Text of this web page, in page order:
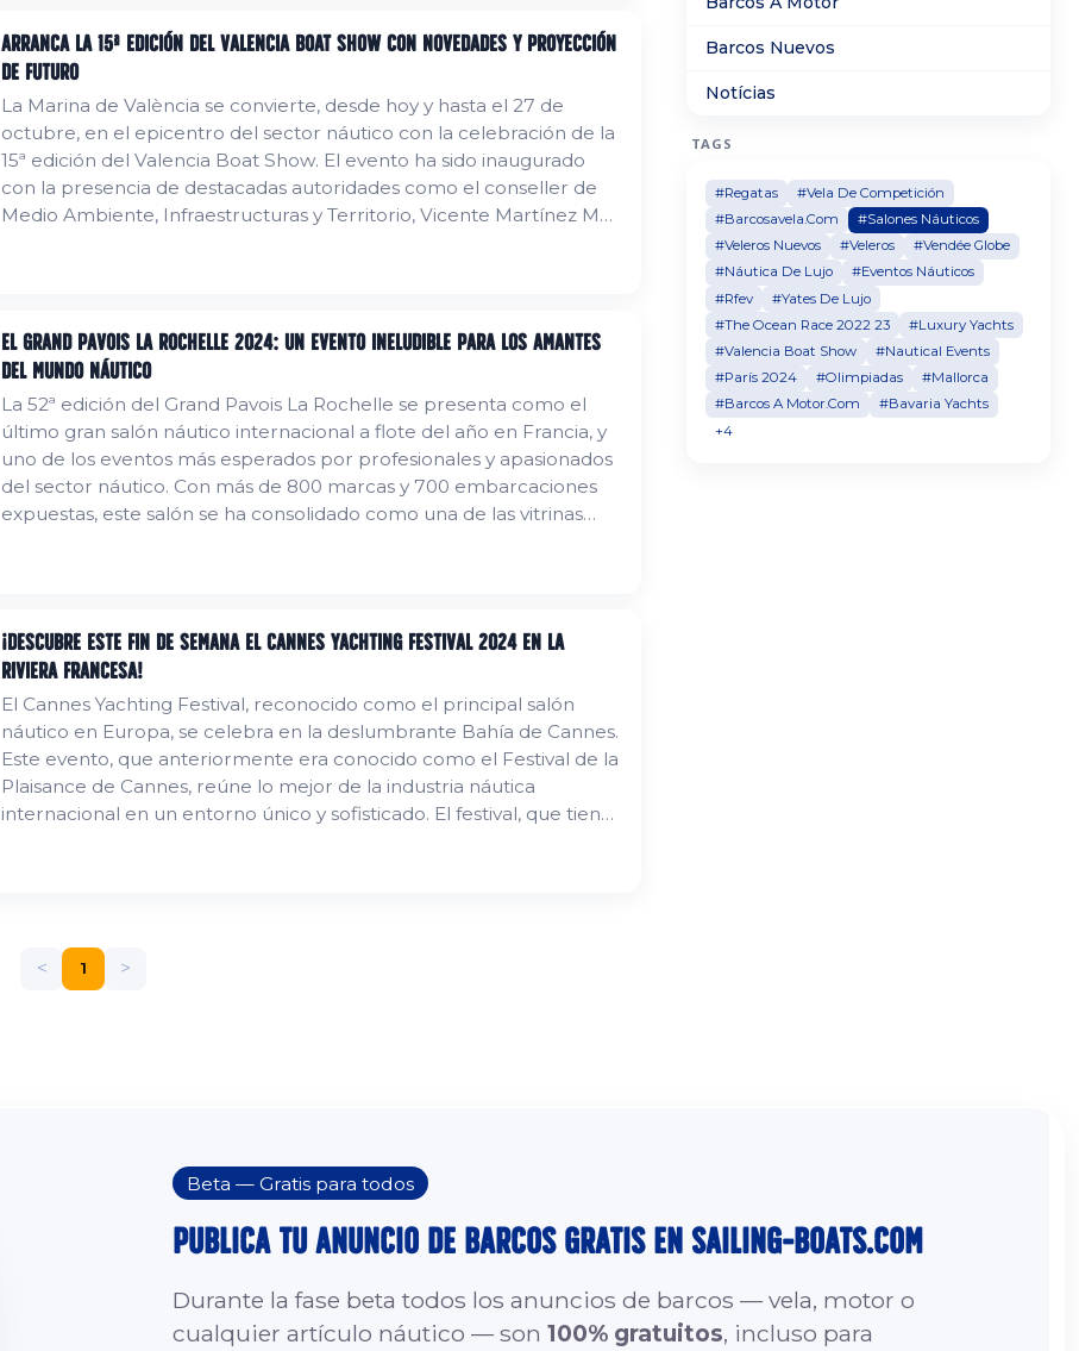
Arranca la 15ª edición del Valencia Boat Show con novedades y proyección
de futuro
La Marina de València se convierte, desde hoy y hasta el 27 de
octubre, en el epicentro del sector náutico con la celebración de la
15ª edición del Valencia Boat Show. El evento ha sido inaugurado
con la presencia de destacadas autoridades como el conseller de
Medio Ambiente, Infraestructuras y Territorio, Vicente Martínez Mus,
El Grand Pavois La Rochelle 2024: Un Evento Ineludible para los Amantes
del Mundo Náutico
La 52ª edición del Grand Pavois La Rochelle se presenta como el
último gran salón náutico internacional a flote del año en Francia, y
uno de los eventos más esperados por profesionales y apasionados
del sector náutico. Con más de 800 marcas y 700 embarcaciones
expuestas, este salón se ha consolidado como una de las vitrinas
¡Descubre este fin de semana el Cannes Yachting Festival 2024 en la
Riviera Francesa!
El Cannes Yachting Festival, reconocido como el principal salón
náutico en Europa, se celebra en la deslumbrante Bahía de Cannes.
Este evento, que anteriormente era conocido como el Festival de la
Plaisance de Cannes, reúne lo mejor de la industria náutica
internacional en un entorno único y sofisticado. El festival, que tiene
< 1 >
Barcos Nuevos
Notícias
TAGS
#Regatas
#Vela De Competición
#Barcosavela.Com
#Salones Náuticos
#Veleros Nuevos
#Veleros
#Vendée Globe
#Náutica De Lujo
#Eventos Náuticos
#Rfev
#Yates De Lujo
#The Ocean Race 2022 23
#Luxury Yachts
#Valencia Boat Show
#Nautical Events
#París 2024
#Olimpiadas
#Mallorca
#Barcos A Motor.Com
#Bavaria Yachts
+4
Beta — Gratis para todos
Publica tu Anuncio de Barcos Gratis en sailing-boats.com
Durante la fase beta todos los anuncios de barcos — vela, motor o
cualquier artículo náutico — son100% gratuitos, incluso para